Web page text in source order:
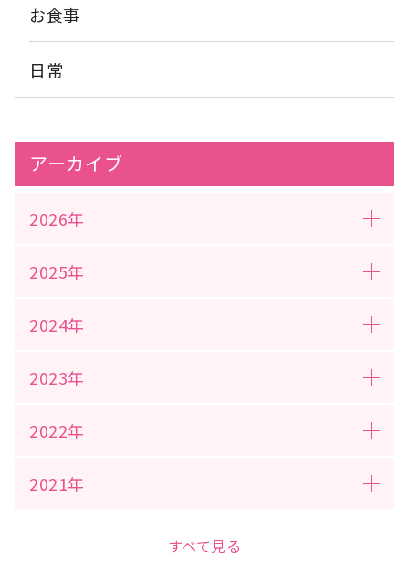
お食事
日常
アーカイブ
2026年
2025年
2024年
2023年
2022年
2021年
すべて見る